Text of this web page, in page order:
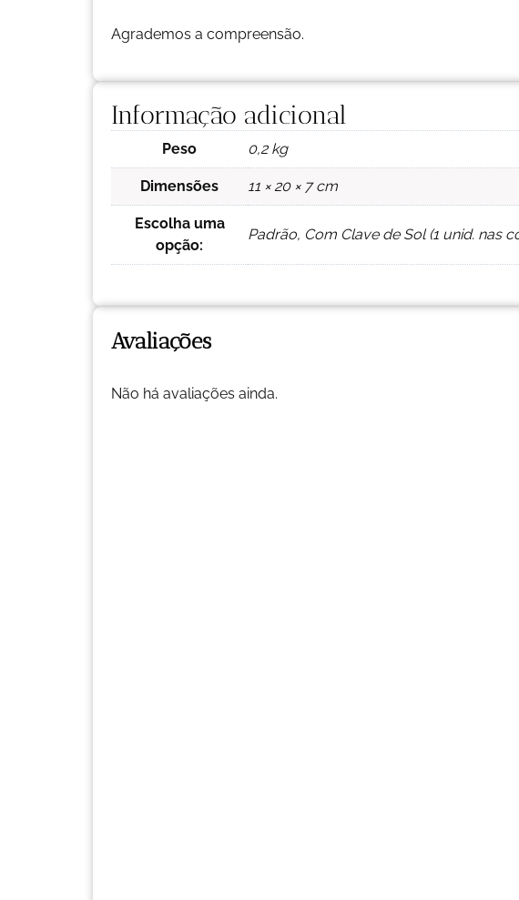
Agrademos a compreensão.
Informação adicional
Peso 0,2 kg
Dimensões 11 × 20 × 7 cm
Escolha uma
opção:
Padrão, Com Clave de Sol (1 unid. nas
Avaliações
Não há avaliações ainda.